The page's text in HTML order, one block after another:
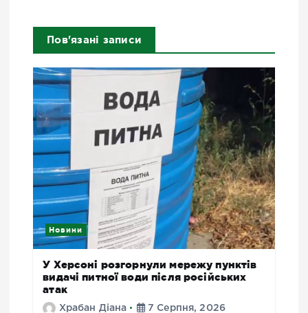
Пов'язані записи
Новини
У Херсоні розгорнули мережу пунктів
видачі питної води після російських
атак
Храбан Діана 7 Серпня, 2026